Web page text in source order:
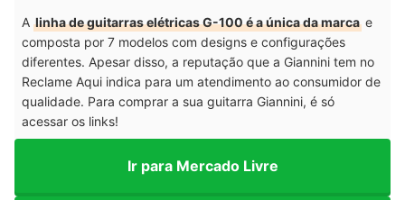
A linha de guitarras elétricas G-100 é a única da marca e
composta por 7 modelos com designs e configurações
diferentes. Apesar disso, a reputação que a Giannini tem no
Reclame Aqui indica para um atendimento ao consumidor de
qualidade. Para comprar a sua guitarra Giannini, é só
acessar os links!
Ir para Mercado Livre